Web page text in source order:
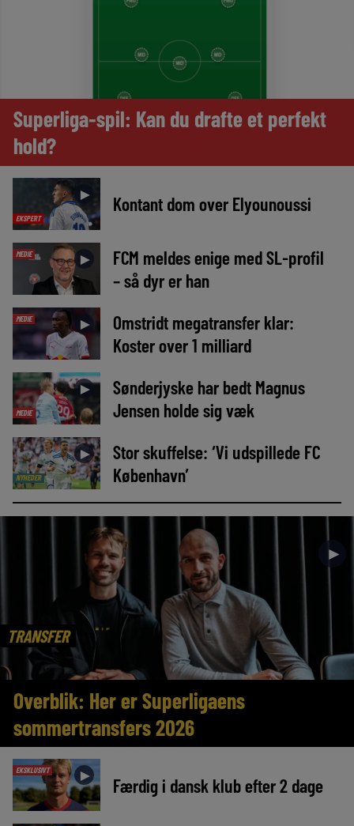
Superliga-spil: Kan du drafte et perfekt
hold?
EKSPERT
► Kontant dom over Elyounoussi
MEDIE ►
FCM meldes enige med SL-profil
– så dyr er han
MEDIE ►
Omstridt megatransfer klar:
Koster over 1 milliard
MEDIE
►
Sønderjyske har bedt Magnus
Jensen holde sig væk
NYHEDER
►
Stor skuffelse: ‘Vi udspillede FC
København’
TRANSFER
►
Overblik: Her er Superligaens
sommertransfers 2026
EKSKLUSIVT ► Færdig i dansk klub efter 2 dage